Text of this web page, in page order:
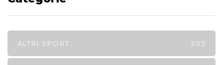
ALTRI SPORT 205